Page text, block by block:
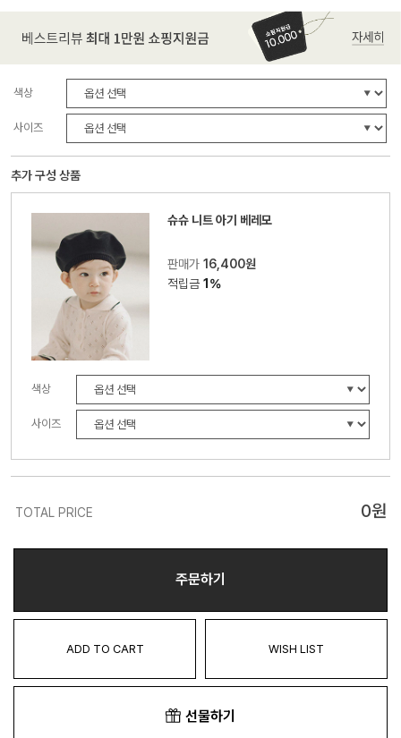
색상
사이즈
추가 구성 상품
슈슈 니트 아기 베레모
판매가16,400원
적립금1%
색상
사이즈
TOTAL PRICE 0원
주문하기
ADD TO CART WISH LIST
선물하기